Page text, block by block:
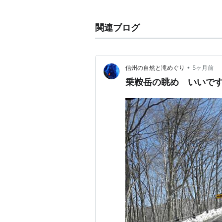
関連ブログ
信州の自然と滝めぐり • 5ヶ月前
乗鞍岳の眺め いいで